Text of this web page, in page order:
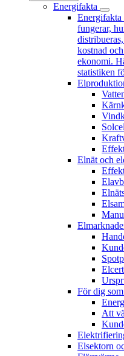
Energifakta
Energifakta
fungerar,
kostnad
ekonomi.
statistiken
Elnät och
För dig
Att
Elsektorn